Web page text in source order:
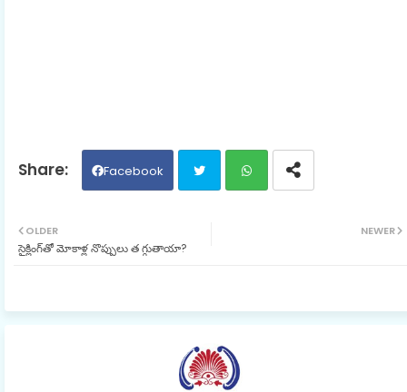
Facebook
NEWER
OLDER
సైక్లింగ్‌తో మోకాళ్ల నొప్పులు త గ్గుతాయా?